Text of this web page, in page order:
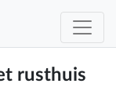
rusthuis